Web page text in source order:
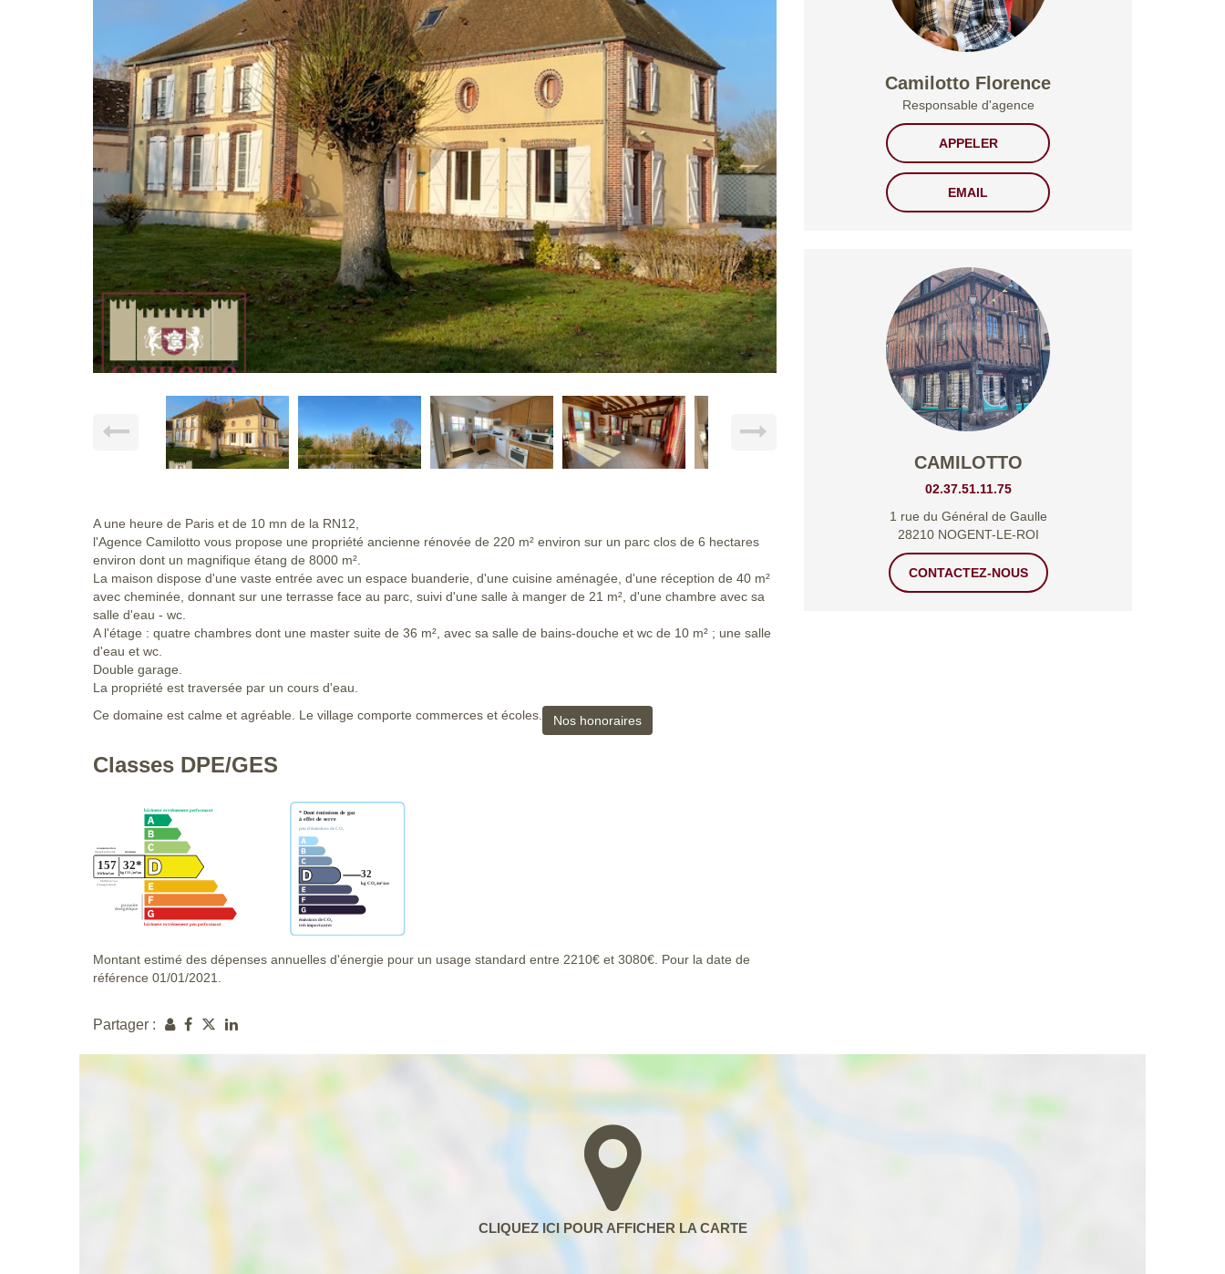
A une heure de Paris et de 10 mn de la RN12,
l'Agence Camilotto vous propose une propriété ancienne rénovée de 220 m² environ sur un parc clos de 6 hectares
environ dont un magnifique étang de 8000 m².
La maison dispose d'une vaste entrée avec un espace buanderie, d'une cuisine aménagée, d'une réception de 40 m²
avec cheminée, donnant sur une terrasse face au parc, suivi d'une salle à manger de 21 m², d'une chambre avec sa
salle d'eau - wc.
A l'étage : quatre chambres dont une master suite de 36 m², avec sa salle de bains-douche et wc de 10 m² ; une salle
d'eau et wc.
Double garage.
La propriété est traversée par un cours d'eau.
Ce domaine est calme et agréable. Le village comporte commerces et écoles.
Nos honoraires
Classes DPE/GES
Montant estimé des dépenses annuelles d'énergie pour un usage standard entre 2210€ et 3080€. Pour la date de
référence 01/01/2021.
Partager :
Camilotto Florence
Responsable d'agence
APPELER
EMAIL
CAMILOTTO
02.37.51.11.75
1 rue du Général de Gaulle
28210 NOGENT-LE-ROI
CONTACTEZ-NOUS